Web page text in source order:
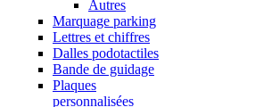
Autres
Marquage parking
Lettres et chiffres
Dalles podotactiles
Bande de guidage
Plaques
personnalisées